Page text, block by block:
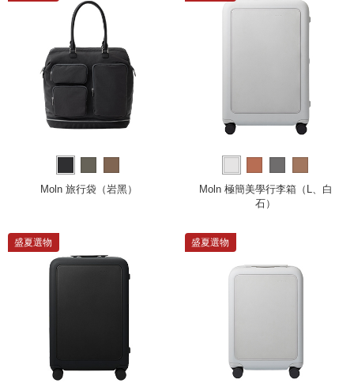
Moln 旅行袋（岩黑）
Moln 極簡美學行李箱（L、白
石）
盛夏選物 盛夏選物